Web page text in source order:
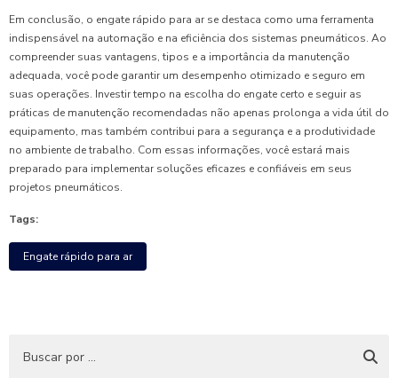
Em conclusão, o engate rápido para ar se destaca como uma ferramenta
indispensável na automação e na eficiência dos sistemas pneumáticos. Ao
compreender suas vantagens, tipos e a importância da manutenção
adequada, você pode garantir um desempenho otimizado e seguro em
suas operações. Investir tempo na escolha do engate certo e seguir as
práticas de manutenção recomendadas não apenas prolonga a vida útil do
equipamento, mas também contribui para a segurança e a produtividade
no ambiente de trabalho. Com essas informações, você estará mais
preparado para implementar soluções eficazes e confiáveis em seus
projetos pneumáticos.
Tags:
Engate rápido para ar